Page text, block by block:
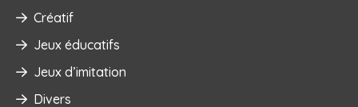
Créatif
Jeux éducatifs
Jeux d’imitation
Divers